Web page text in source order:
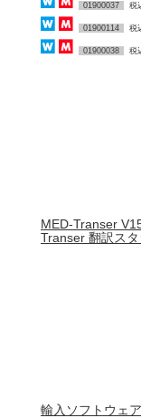
01900037 税
01900114 税
01900038 税
MED-Transer
Transer 翻訳ス
輸入ソフトウェ